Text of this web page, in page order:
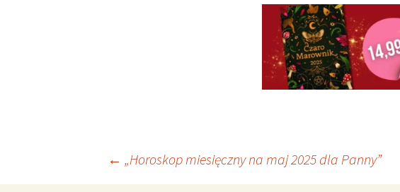
Nawigacja
← „Horoskop miesięczny na maj 2025 dla Panny”